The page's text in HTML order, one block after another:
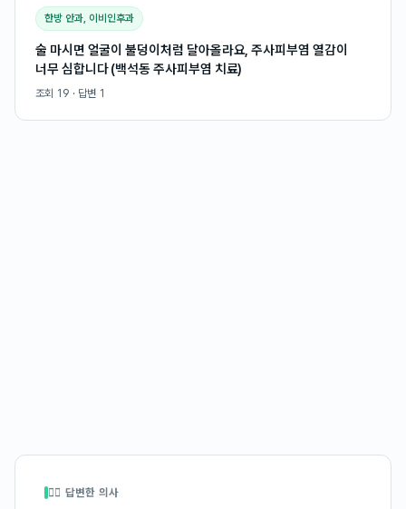
한방 안과, 이비인후과
술 마시면 얼굴이 불덩이처럼 달아올라요, 주사피부염 열감이
너무 심합니다 (백석동 주사피부염 치료)
조회 19 · 답변 1
👩‍⚕️ 답변한 의사